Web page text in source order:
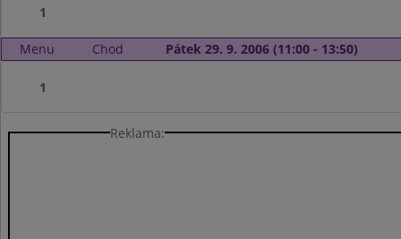
1
Menu Chod Pátek 29. 9. 2006 (11:00 - 13:50)
1
Reklama: